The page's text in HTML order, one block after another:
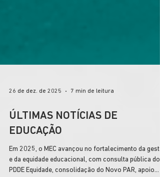
26 de dez. de 2025 7 min de leitura
ÚLTIMAS NOTÍCIAS DE
EDUCAÇÃO
Em 2025, o MEC avançou no fortalecimento da